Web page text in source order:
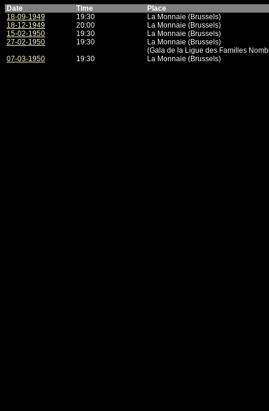
Date
Time
Place
18-09-1949
19:30
La Monnaie (Brussels)
18-12-1949
20:00
La Monnaie (Brussels)
15-02-1950
19:30
La Monnaie (Brussels)
27-02-1950
19:30
La Monnaie (Brussels)
(Gala de la Ligue des Familles
07-03-1950
19:30 La Monnaie (Brussels)